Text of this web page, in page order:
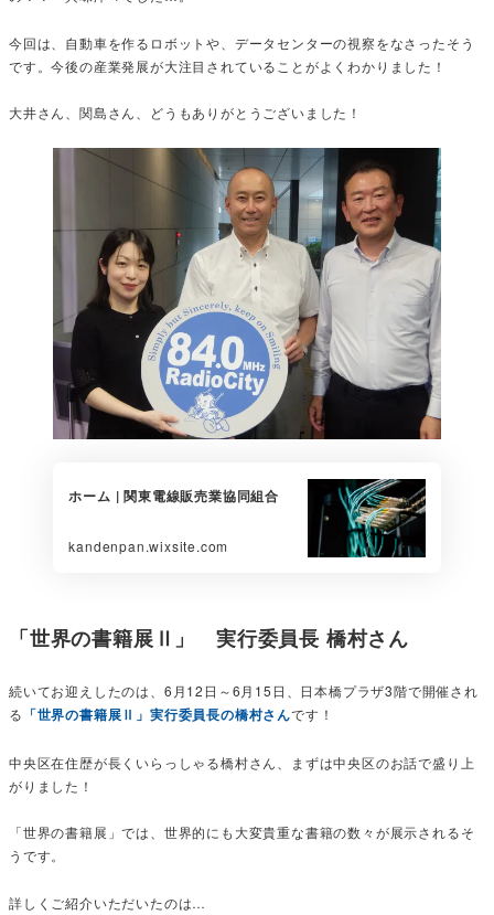
今回は、自動車を作るロボットや、データセンターの視察をなさったそう
です。今後の産業発展が大注目されていることがよくわかりました！
大井さん、関島さん、どうもありがとうございました！
ホーム | 関東電線販売業協同組合
kandenpan.wixsite.com
「世界の書籍展Ⅱ」 実行委員長 橋村さん
続いてお迎えしたのは、6月12日～6月15日、日本橋プラザ3階で開催され
る 「世界の書籍展Ⅱ」実行委員長の橋村さんです！
中央区在住歴が長くいらっしゃる橋村さん、まずは中央区のお話で盛り上
がりました！
「世界の書籍展」では、世界的にも大変貴重な書籍の数々が展示されるそ
うです。
詳しくご紹介いただいたのは…